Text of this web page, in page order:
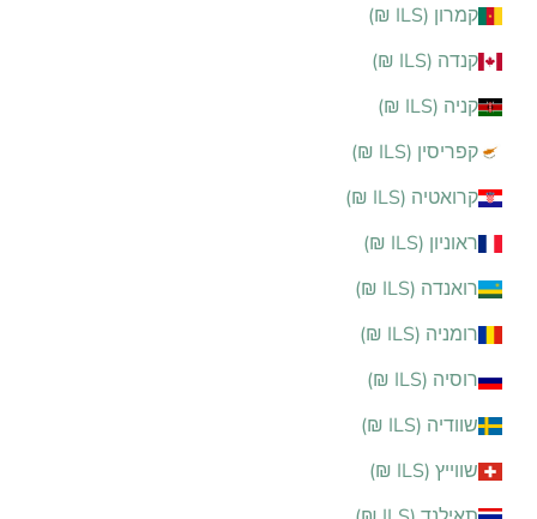
קמרון (ILS ₪)
קנדה (ILS ₪)
קניה (ILS ₪)
קפריסין (ILS ₪)
קרואטיה (ILS ₪)
ראוניון (ILS ₪)
רואנדה (ILS ₪)
רומניה (ILS ₪)
רוסיה (ILS ₪)
שוודיה (ILS ₪)
שווייץ (ILS ₪)